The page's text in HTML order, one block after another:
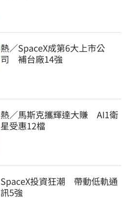
熱／SpaceX成第6大上市公
司　補台廠14強
熱／馬斯克攜輝達大賺　AI1衛
星受惠12檔
SpaceX投資狂潮　帶動低軌通
訊5強